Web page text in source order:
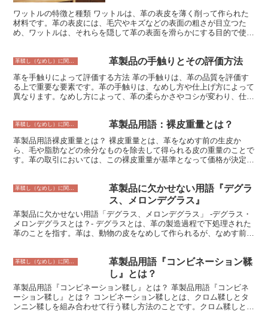
ワットルの特徴と種類 ワットルは、革の表皮を薄く削って作られた
材料です。革の表皮には、毛穴やキズなどの表面の粗さが目立つた
め、ワットルは、それらを隠して革の表面を滑らかにする目的で使用
ります。一般的に、革が厚いほど、ワットルの厚みも厚くなります。
削る方法があります。機械で薄く削る方法は、大量生産に向いていま
すが、手作業で薄く削る方法は、より繊細な仕上げが可能です。
革製品の手触りとその評価方法
革を手触りによって評価する方法 革の手触りは、革の品質を評価す
る上で重要な要素です。革の手触りは、なめし方や仕上げ方によって
異なります。なめし方によって、革の柔らかさやコシが変わり、仕上
滑らかであるべきです。シワや傷がある革は、品質が低い可能性があ
かさであるべきです。硬すぎる革は、耐久性が低く、柔らかすぎる革
は、型崩れしやすいです。 革の厚みも、革の手触りに影響を与えま
す。革は、適度な厚みであるべきです。薄すぎる革は、耐久性が低
えます。色の濃い革は、色の薄い革よりも柔らかく感じます。これ
は、色の濃い革は、なめしの際に多くの油脂が使用されているためで
きです。悪臭がする革は、品質が低い可能性があります。
革鞣し（なめし）に関すること 革製品用語：裸皮重量とは？
革製品用語裸皮重量とは？ 裸皮重量とは、革をなめす前の生皮か
ら、毛や脂肪などの余分なものを除去して得られる皮の重量のことで
す。革の取引においては、この裸皮重量が基準となって価格が決定さ
ジャンパーの重量も重くなります。そのため、革ジャンパーの重量を
軽くするためには、裸皮重量の軽い革を使用することが必要となりま
革鞣し（なめし）に関すること
革製品に欠かせない用語『デグラ
ス、メロンデグラス』
革製品に欠かせない用語「デグラス、メロンデグラス」 -デグラス・
メロンデグラスとは？- デグラスとは、革の製造過程で下処理された
革のことを指す。革は、動物の皮をなめして作られるが、なめす前に
グラスの2種類がある。酸性デグラスは、硫酸や塩酸などの酸を使っ
て皮を処理する。アルカリ性デグラスは、水酸化ナトリウムや水酸化
カリウムなどのアルカリを使って皮を処理する。どちらの方法でも、
皮中の不純物や余分な油脂を取り除くことができる。 デグラスされ
た皮は、より柔らかくしなやかになる。また、なめしやすくなるとい
革製品用語『コンビネーション鞣
し』とは？
革製品用語『コンビネーション鞣し』とは？ 革製品用語『コンビネ
ーション鞣し』とは？ コンビネーション鞣しとは、クロム鞣しとタ
ンニン鞣しを組み合わせて行う鞣し方法のことです。クロム鞣しとタ